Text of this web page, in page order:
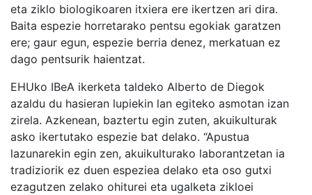
eta ziklo biologikoaren itxiera ere ikertzen ari dira.
Baita espezie horretarako pentsu egokiak garatzen
ere; gaur egun, espezie berria denez, merkatuan ez
dago pentsurik haientzat.
EHUko IBeA ikerketa taldeko Alberto de Diegok
azaldu du hasieran lupiekin lan egiteko asmotan izan
zirela. Azkenean, baztertu egin zuten, akuikulturak
asko ikertutako espezie bat delako. “Apustua
lazunarekin egin zen, akuikulturako laborantzetan ia
tradiziorik ez duen espeziea delako eta oso gutxi
ezagutzen zelako ohiturei eta ugalketa zikloei